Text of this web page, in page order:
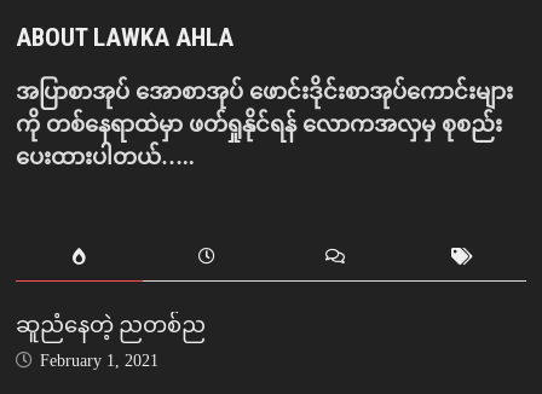
ABOUT LAWKA AHLA
အပြာစာအုပ် အောစာအုပ် ဖောင်းဒိုင်းစာအုပ်ကောင်းများ
ကို တစ်နေရာထဲမှာ ဖတ်ရှုနိုင်ရန် လောကအလှမှ စုစည်း
ပေးထားပါတယ်…..
ဆူညံနေတဲ့ ညတစ်ည
February 1, 2021